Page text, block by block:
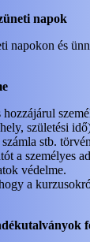
napok
napokon és
születési
stb.
a személyes
védelme.
a